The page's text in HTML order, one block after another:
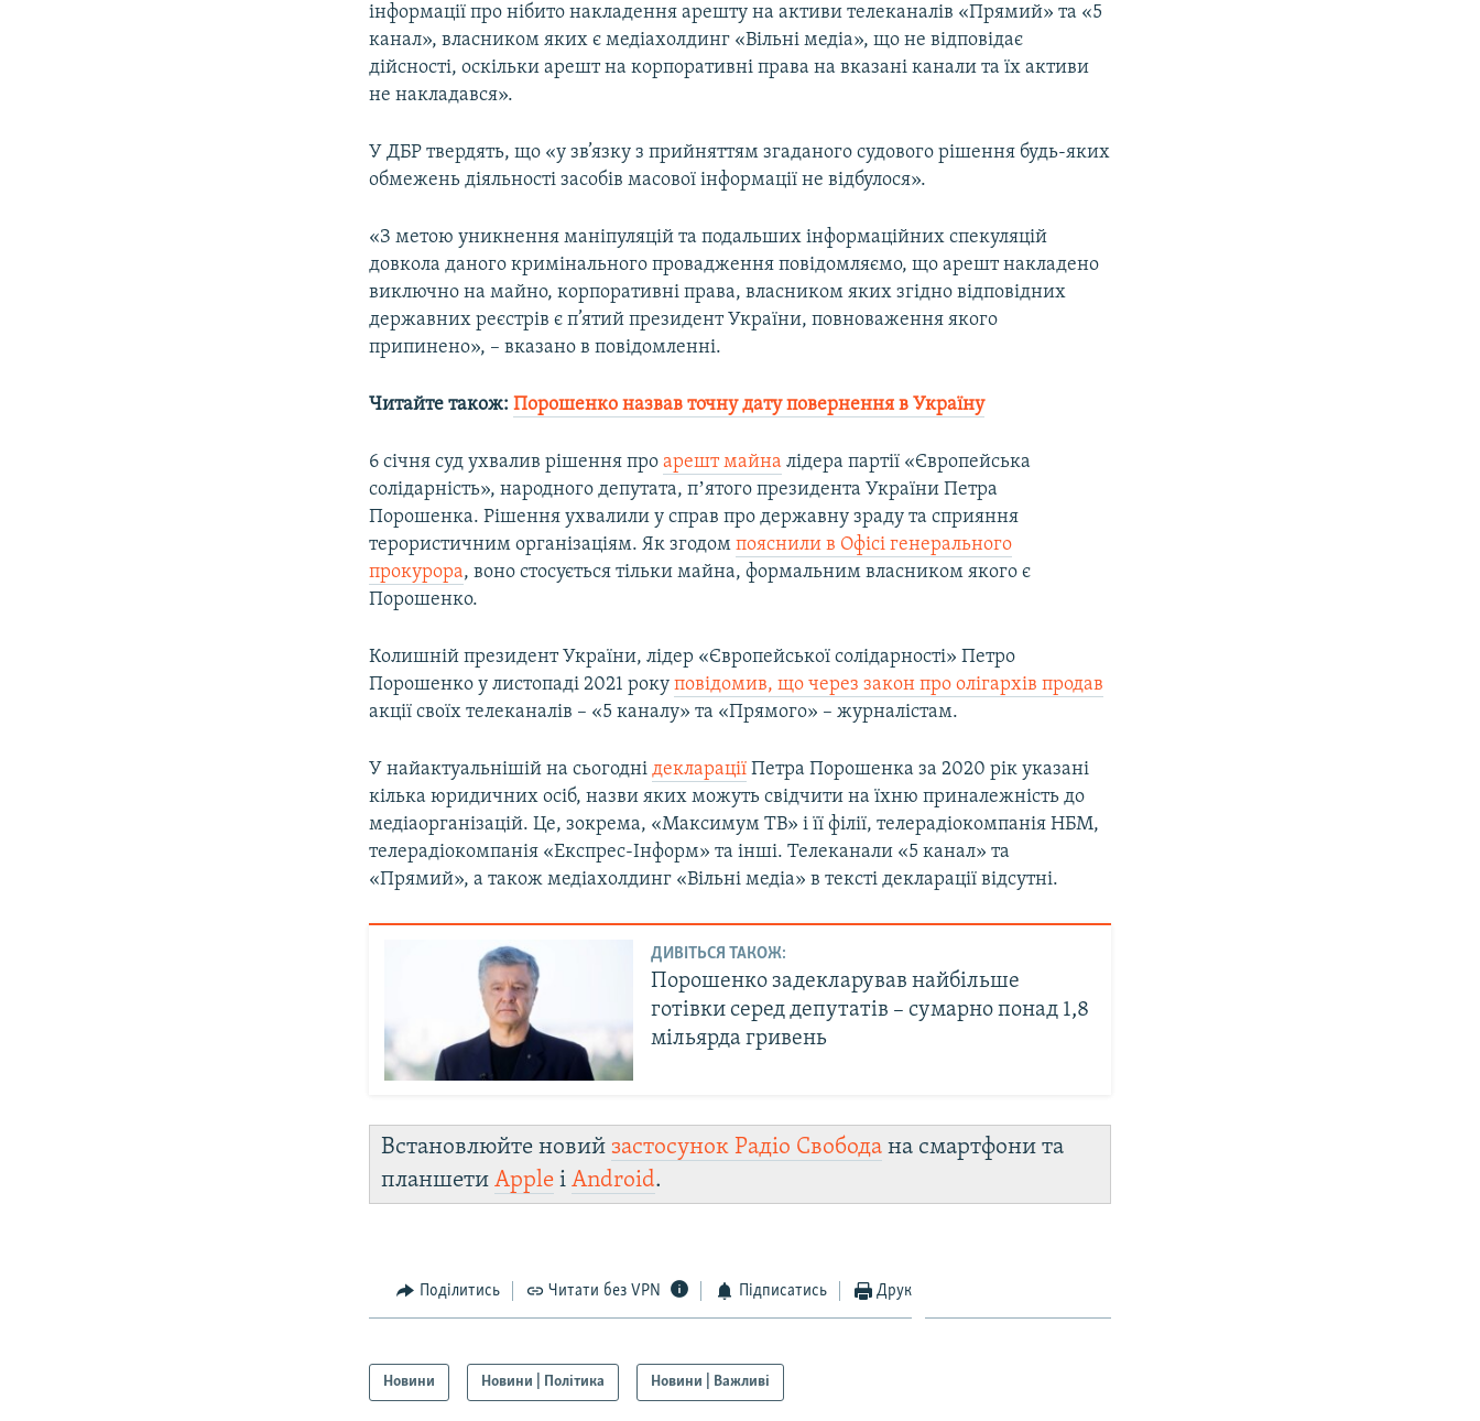
інформації про нібито накладення арешту на активи телеканалів «Прямий» та «5
канал», власником яких є медіахолдинг «Вільні медіа», що не відповідає
дійсності, оскільки арешт на корпоративні права на вказані канали та їх активи
не накладався».
У ДБР твердять, що «у зв’язку з прийняттям згаданого судового рішення будь-яких
обмежень діяльності засобів масової інформації не відбулося».
«З метою уникнення маніпуляцій та подальших інформаційних спекуляцій
довкола даного кримінального провадження повідомляємо, що арешт накладено
виключно на майно, корпоративні права, власником яких згідно відповідних
державних реєстрів є п’ятий президент України, повноваження якого
припинено», – вказано в повідомленні.
Читайте також:Порошенко назвав точну дату повернення в Україну
6 січня суд ухвалив рішення проарешт майна лідера партії «Європейська
солідарність», народного депутата, пʼятого президента України Петра
Порошенка. Рішення ухвалили у справ про державну зраду та сприяння
терористичним організаціям. Як згодомпояснили в Офісі генерального
прокурора, воно стосується тільки майна, формальним власником якого є
Порошенко.
Колишній президент України, лідер «Європейської солідарності» Петро
Порошенко у листопаді 2021 рокуповідомив, що через закон про олігархів продав
акції своїх телеканалів – «5 каналу» та «Прямого» – журналістам.
У найактуальнішій на сьогоднідекларації Петра Порошенка за 2020 рік указані
кілька юридичних осіб, назви яких можуть свідчити на їхню приналежність до
медіаорганізацій. Це, зокрема, «Максимум ТВ» і її філії, телерадіокомпанія НБМ,
телерадіокомпанія «Експрес-Інформ» та інші. Телеканали «5 канал» та
«Прямий», а також медіахолдинг «Вільні медіа» в тексті декларації відсутні.
ДИВІТЬСЯ ТАКОЖ:
Порошенко задекларував найбільше
готівки серед депутатів – сумарно понад 1,8
мільярда гривень
Встановлюйте новийзастосунок Радіо Свобода на смартфони та
планшетиApple іAndroid.
Поділитись Читати без VPN Підписатись Друк
Новини Новини | Політика Новини | Важливі